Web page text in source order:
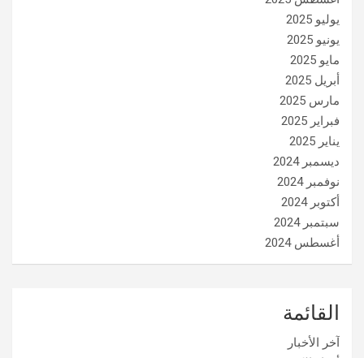
يوليو 2025
يونيو 2025
مايو 2025
أبريل 2025
مارس 2025
فبراير 2025
يناير 2025
ديسمبر 2024
نوفمبر 2024
أكتوبر 2024
سبتمبر 2024
أغسطس 2024
القائمة
آخر الأخبار